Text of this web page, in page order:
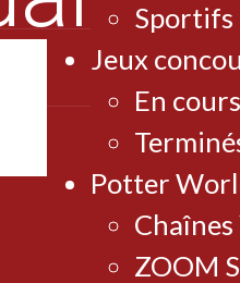
Sportifs
Jeux
En cours
Potter
ZOOM